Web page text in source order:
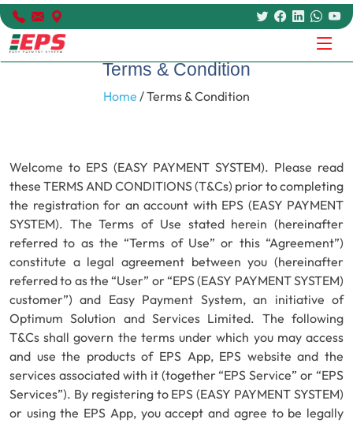
Terms & Condition
Home / Terms & Condition
Welcome to EPS (EASY PAYMENT SYSTEM). Please read
these TERMS AND CONDITIONS (T&Cs) prior to completing
the registration for an account with EPS (EASY PAYMENT
SYSTEM). The Terms of Use stated herein (hereinafter
referred to as the “Terms of Use” or this “Agreement”)
constitute a legal agreement between you (hereinafter
referred to as the “User” or “EPS (EASY PAYMENT SYSTEM)
customer”) and Easy Payment System, an initiative of
Optimum Solution and Services Limited. The following
T&Cs shall govern the terms under which you may access
and use the products of EPS App, EPS website and the
services associated with it (together “EPS Service” or “EPS
Services”). By registering to EPS (EASY PAYMENT SYSTEM)
or using the EPS App, you accept and agree to be legally